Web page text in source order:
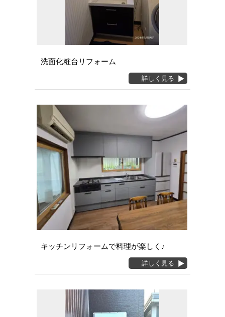
洗面化粧台リフォーム
詳しく見る
キッチンリフォームで料理が楽しく♪
詳しく見る